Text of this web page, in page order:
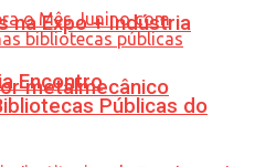
na Expo + Indústria
metalmecânico
Encontro
Públicas do